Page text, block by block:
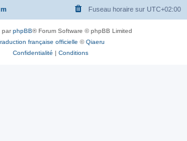
r
Fuseau horaire sur UTC+02:00
parphpBB® Forum Software © phpBB Limited
française officielle ©Qiaeru
Confidentialité | Conditions